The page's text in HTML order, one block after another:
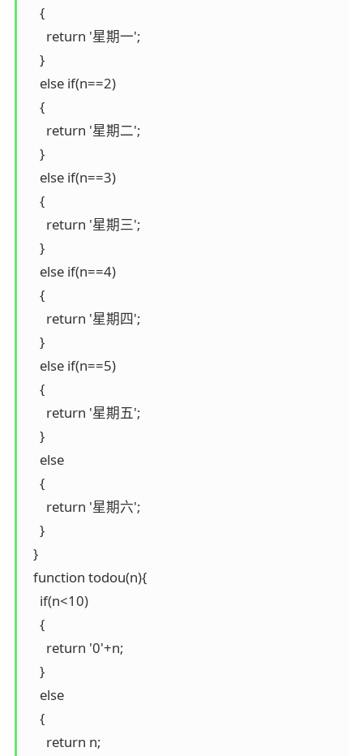
    {
      return '星期一';
    }
    else if(n==2)
    {
      return '星期二';
    }
    else if(n==3)
    {
      return '星期三';
    }
    else if(n==4)
    {
      return '星期四';
    }
    else if(n==5)
    {
      return '星期五';
    }
    else
    {
      return '星期六';
    }
  }
  function todou(n){
    if(n<10)
    {
      return '0'+n;
    }
    else
    {
      return n;